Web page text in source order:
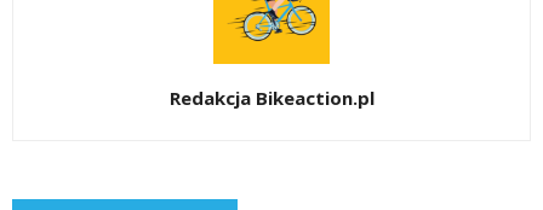
Redakcja Bikeaction.pl